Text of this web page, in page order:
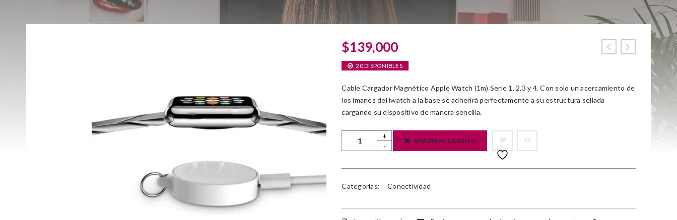
$139,000
20 DISPONIBLES
Cable Cargador Magnético Apple Watch (1m) Serie 1, 2,3 y 4. Con solo un acercamiento de
los imanes del iwatch a la base se adherirá perfectamente a su estructura sellada
cargando su dispositivo de manera sencilla.
AÑADIR AL CARRITO
Categorías: Conectividad